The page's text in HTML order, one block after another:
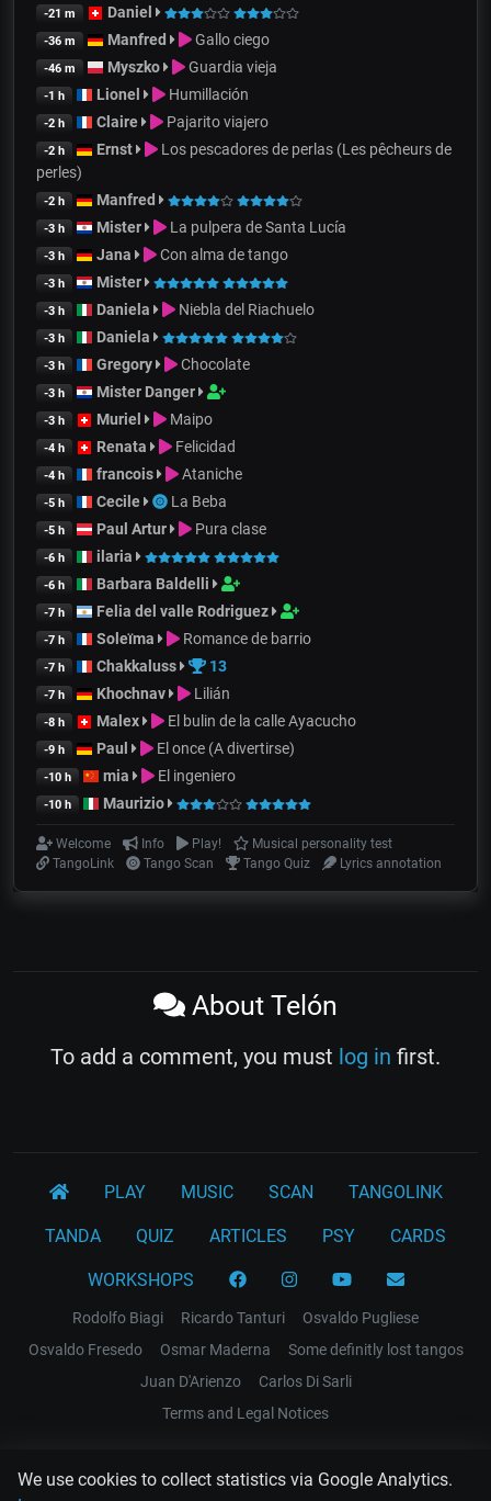
We use cookies to collect statistics via Google Analytics.
-21 m Daniel
-36 m Manfred Gallo ciego
-46 m Myszko Guardia vieja
-1 h Lionel Humillación
-2 h Claire Pajarito viajero
-2 h Ernst
Los pescadores de perlas (Les pêcheurs de
perles)
-2 h Manfred
-3 h Mister La pulpera de Santa Lucía
-3 h Jana Con alma de tango
-3 h Mister
-3 h Daniela Niebla del Riachuelo
-3 h Daniela
-3 h Gregory Chocolate
-3 h Mister Danger
-3 h Muriel Maipo
-4 h Renata Felicidad
-4 h francois Ataniche
-5 h Cecile La Beba
-5 h Paul Artur Pura clase
-6 h ilaria
-6 h Barbara Baldelli
-7 h Felia del valle Rodriguez
-7 h Soleïma Romance de barrio
-7 h Chakkaluss 13
-7 h Khochnav Lilián
-8 h Malex El bulin de la calle Ayacucho
-9 h Paul El once (A divertirse)
-10 h mia El ingeniero
-10 h Maurizio
Welcome Info Play!
Musical personality test
TangoLink
Tango Scan Tango Quiz Lyrics annotation
About Telón
To add a comment, you must log in first.
PLAY MUSIC SCAN TANGOLINK
TANDA QUIZ ARTICLES PSY CARDS
WORKSHOPS
Rodolfo Biagi Ricardo Tanturi
Osvaldo Pugliese
Osvaldo Fresedo
Osmar Maderna
Some definitly lost tangos
Juan D'Arienzo
Carlos Di Sarli
Terms and Legal Notices
EL RECODO TANGO